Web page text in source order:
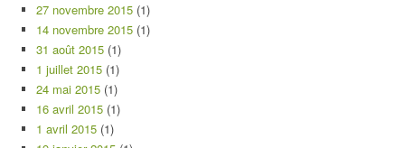
27 novembre 2015 (1)
14 novembre 2015 (1)
31 août 2015 (1)
1 juillet 2015 (1)
24 mai 2015 (1)
16 avril 2015 (1)
1 avril 2015 (1)